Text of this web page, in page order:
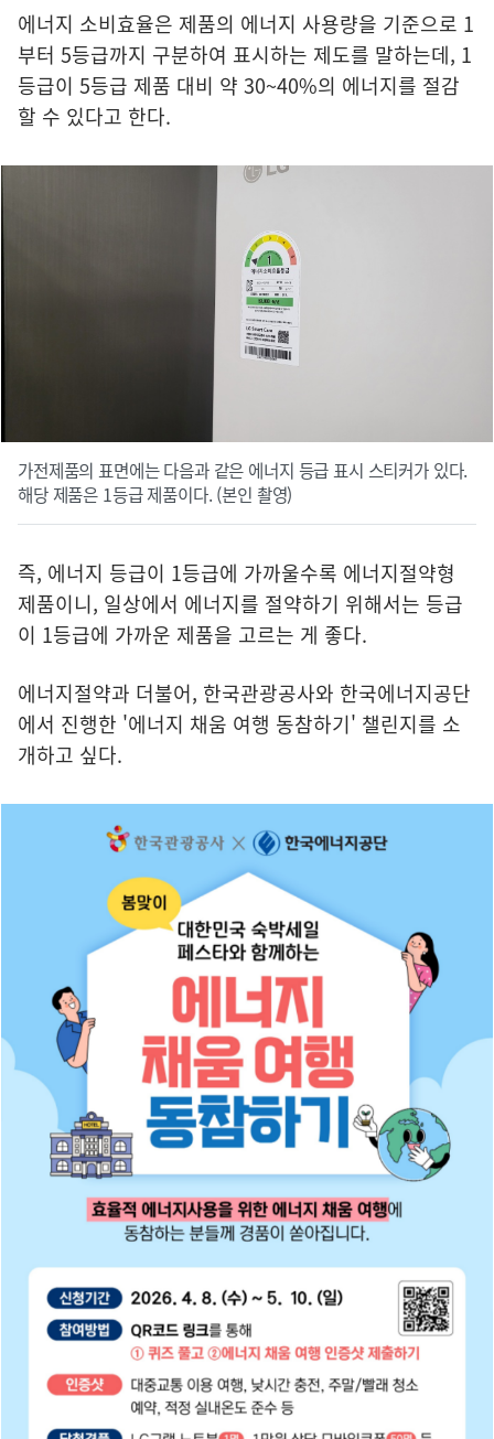
에너지 소비효율은 제품의 에너지 사용량을 기준으로 1
부터 5등급까지 구분하여 표시하는 제도를 말하는데, 1
등급이 5등급 제품 대비 약 30~40%의 에너지를 절감
할 수 있다고 한다.
가전제품의 표면에는 다음과 같은 에너지 등급 표시 스티커가 있다.
해당 제품은 1등급 제품이다. (본인 촬영)
즉, 에너지 등급이 1등급에 가까울수록 에너지절약형
제품이니, 일상에서 에너지를 절약하기 위해서는 등급
이 1등급에 가까운 제품을 고르는 게 좋다.
에너지절약과 더불어, 한국관광공사와 한국에너지공단
에서 진행한 '에너지 채움 여행 동참하기' 챌린지를 소
개하고 싶다.